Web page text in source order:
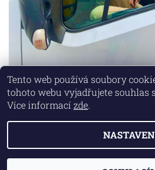
Lokality Marketing zajišťuje
2026 © AUTO MD, všechna
Vytvořil
Tento web používá soubory
tohoto webu vyjadřujete souhlas
Více informací zde.